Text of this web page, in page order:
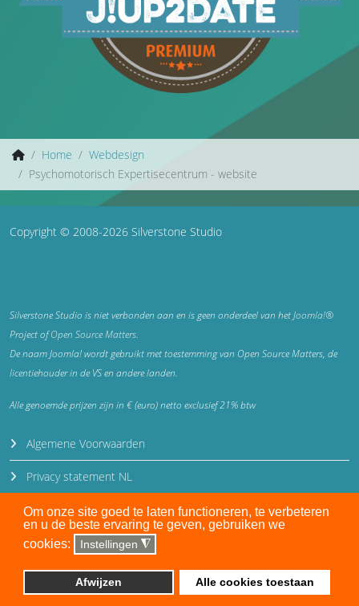
Om onze site goed te laten functioneren, te verbeteren
en u de beste ervaring te geven, gebruiken we
cookies:
Instellingen ◮
Afwijzen Alle cookies toestaan
Home
Webdesign
Psychomotorisch Expertisecentrum - website
Copyright © 2008-2026 Silverstone Studio
Silverstone Studio is niet verbonden aan en is geen onderdeel van hetJoomla!®
Project ofOpen Source Matters.
De naam Joomla! wordt gebruikt met toestemming van Open Source Matters, de
licentiehouder in de VS en andere landen.
Alle genoemde prijzen zijn in € (euro) netto exclusief 21% btw
Algemene Voorwaarden
Privacy statement NL
Privacy statement EN
Disclaimer
Auteursrecht en gebruiksrecht